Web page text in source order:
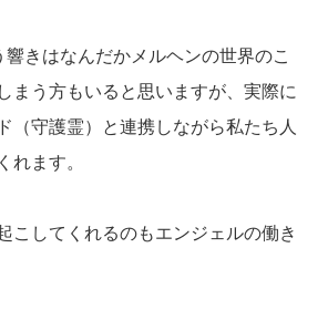
響きはなんだかメルヘンの世界のこ
まう方もいると思いますが、実際に
（守護霊）と連携しながら私たち人
れます。
こしてくれるのもエンジェルの働き